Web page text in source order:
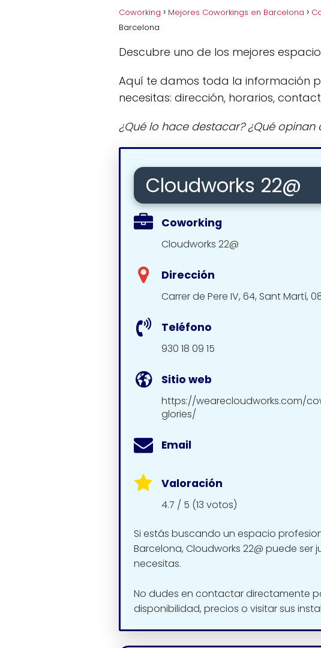
Coworking Mejores Coworkings en Barcelona
Barcelona
Descubre uno de los mejores
Aquí te damos toda la información
necesitas: dirección, horarios,
¿Qué lo hace destacar? ¿Qué
Cloudworks 22@
Coworking
Cloudworks 22@
Dirección
Carrer de Pere IV, 64, Sant Martí,
Teléfono
930 18 09 15
Sitio web
https://wearecloudworks.com/
glories/
Email
Valoración
4.7 / 5 (13 votos)
Si estás buscando un espacio
Barcelona, Cloudworks 22@ puede ser
necesitas.
No dudes en contactar directamente
disponibilidad, precios o visitar sus